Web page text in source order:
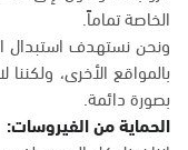
الخاصة تماماً.
ونحن نستهدف استبدال
بالمواقع الأخرى،
بصورة دائمة.
الحماية من الفيروسات: